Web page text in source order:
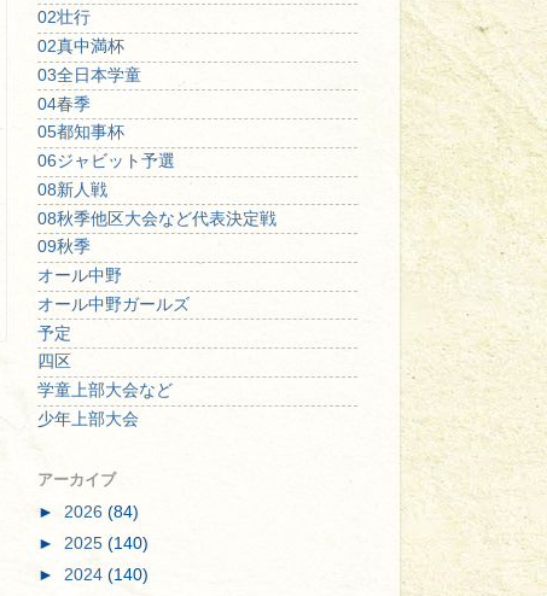
02壮行
02真中満杯
03全日本学童
04春季
05都知事杯
06ジャビット予選
08新人戦
08秋季他区大会など代表決定戦
09秋季
オール中野
オール中野ガールズ
予定
四区
学童上部大会など
少年上部大会
アーカイブ
► 2026 (84)
► 2025 (140)
► 2024 (140)